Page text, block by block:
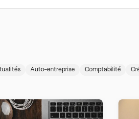
Auto-entreprise Comptabilité